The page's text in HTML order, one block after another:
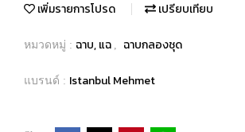
เพิ่มรายการโปรด เปรียบเทียบ
หมวดหมู่ : ฉาบ, แฉ , ฉาบกลองชุด
แบรนด์ : Istanbul Mehmet